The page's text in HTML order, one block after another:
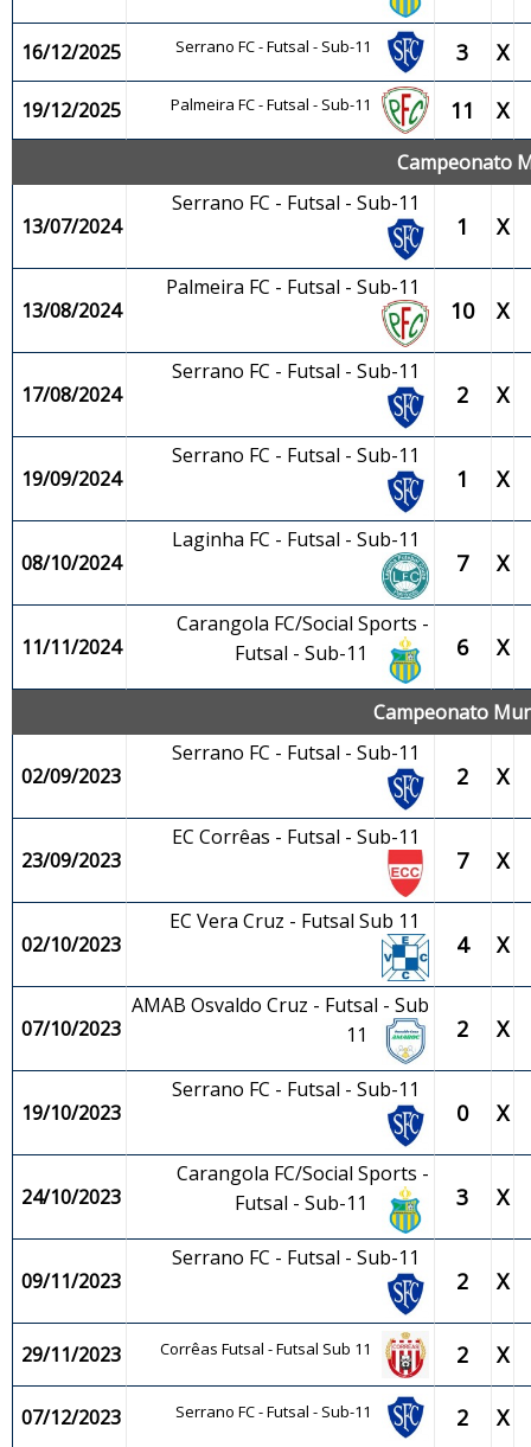
16/12/2025 Serrano FC - Futsal - Sub-11 3 X
19/12/2025 Palmeira FC - Futsal - Sub-11 11 X
Campeonato
13/07/2024
Serrano FC - Futsal - Sub-11
1 X
13/08/2024
Palmeira FC - Futsal - Sub-11
10 X
17/08/2024
Serrano FC - Futsal - Sub-11
2 X
19/09/2024
Serrano FC - Futsal - Sub-11
1 X
08/10/2024
Laginha FC - Futsal - Sub-11
7 X
11/11/2024
Carangola FC/Social Sports -
Futsal - Sub-11
6 X
Campeonato
02/09/2023
Serrano FC - Futsal - Sub-11
2 X
23/09/2023
EC Corrêas - Futsal - Sub-11
7 X
02/10/2023
EC Vera Cruz - Futsal Sub 11
4 X
07/10/2023
AMAB Osvaldo Cruz - Futsal - Sub
11
2 X
19/10/2023
Serrano FC - Futsal - Sub-11
0 X
24/10/2023
Carangola FC/Social Sports -
Futsal - Sub-11
3 X
09/11/2023
Serrano FC - Futsal - Sub-11
2 X
29/11/2023 Corrêas Futsal - Futsal Sub 11 2 X
07/12/2023 Serrano FC - Futsal - Sub-11 2 X